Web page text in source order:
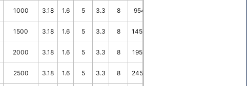
1000 3.18 1.6 5 3.3 8 954
1500 3.18 1.6 5 3.3 8 1454
2000 3.18 1.6 5 3.3 8 1954
2500 3.18 1.6 5 3.3 8 2454